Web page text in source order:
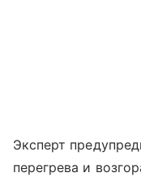
Эксперт
перегрева и